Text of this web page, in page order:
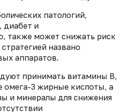
патологий,
диабет и
также может снижать риск
названо
аппаратов.
принимать витамины В,
омега-3 жирные кислоты, а
и минералы для снижения